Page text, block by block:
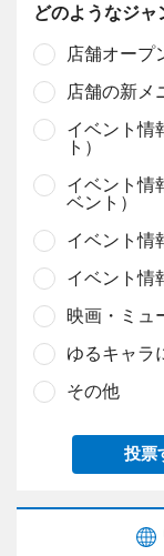
どのようなジ
店舗オープ
店舗の新メ
イベント情
ト）
イベント情
ベント）
イベント情
イベント情
映画・ミュ
ゆるキャラ
その他
投票